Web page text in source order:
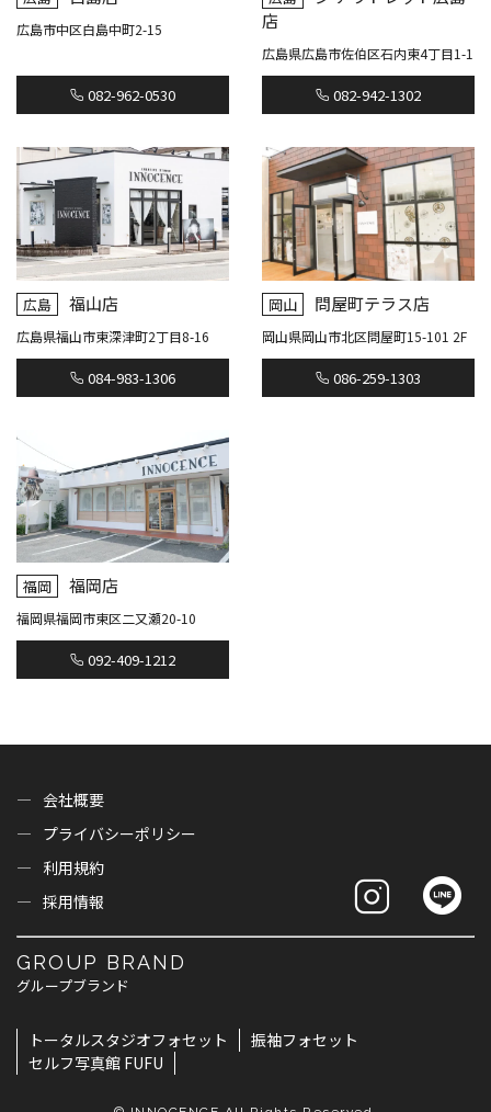
広島市中区白島中町2-15
082-962-0530
店
広島県広島市佐伯区石内東4丁目1-1
082-942-1302
広島 福山店
広島県福山市東深津町2丁目8-16
084-983-1306
岡山 問屋町テラス店
岡山県岡山市北区問屋町15-101 2F
086-259-1303
福岡 福岡店
福岡県福岡市東区二又瀬20-10
092-409-1212
会社概要
プライバシーポリシー
利用規約
採用情報
GROUP BRAND
グループブランド
トータルスタジオフォセット
振袖フォセット
セルフ写真館 FUFU